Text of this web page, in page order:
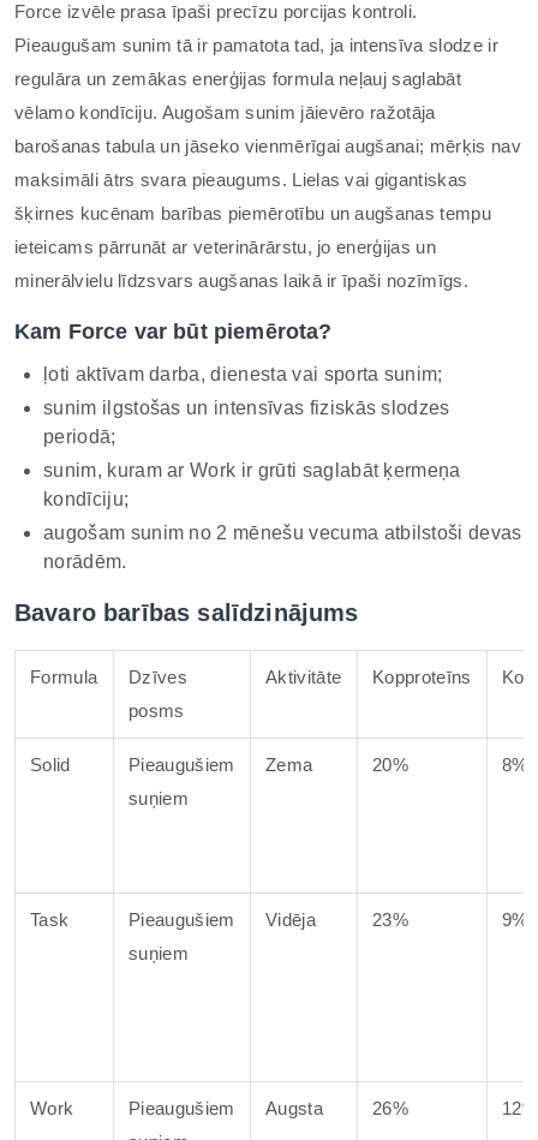
Force izvēle prasa īpaši precīzu porcijas kontroli.
Pieaugušam sunim tā ir pamatota tad, ja intensīva slodze ir
regulāra un zemākas enerģijas formula neļauj saglabāt
vēlamo kondīciju. Augošam sunim jāievēro ražotāja
barošanas tabula un jāseko vienmērīgai augšanai; mērķis nav
maksimāli ātrs svara pieaugums. Lielas vai gigantiskas
šķirnes kucēnam barības piemērotību un augšanas tempu
ieteicams pārrunāt ar veterinārārstu, jo enerģijas un
minerālvielu līdzsvars augšanas laikā ir īpaši nozīmīgs.
Kam Force var būt piemērota?
ļoti aktīvam darba, dienesta vai sporta sunim;
sunim ilgstošas un intensīvas fiziskās slodzes
periodā;
sunim, kuram ar Work ir grūti saglabāt ķermeņa
kondīciju;
augošam sunim no 2 mēnešu vecuma atbilstoši devas
norādēm.
Bavaro barības salīdzinājums
Formula
Dzīves
posms
Aktivitāte Kopproteīns
Solid
Pieaugušiem
suņiem
Zema 20% 8%
Task
Pieaugušiem
suņiem
Vidēja 23% 9%
Work
Pieaugušiem
Augsta 26% 12%